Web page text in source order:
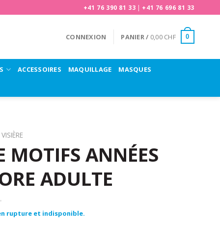
+41 76 390 81 33 | +41 76 696 81 33
CONNEXION PANIER / 0,00 CHF 0
ACCESSOIRES MAQUILLAGE MASQUES
VISIÈRE
MOTIFS ANNÉES
ADULTE
rupture et indisponible.